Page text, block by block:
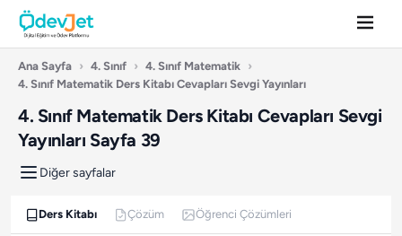
Ana Sayfa › 4. Sınıf › 4. Sınıf Matematik ›
4. Sınıf Matematik Ders Kitabı Cevapları Sevgi Yayınları
4. Sınıf Matematik Ders Kitabı Cevapları Sevgi
Yayınları Sayfa 39
Diğer sayfalar
Ders Kitabı Çözüm Öğrenci Çözümleri